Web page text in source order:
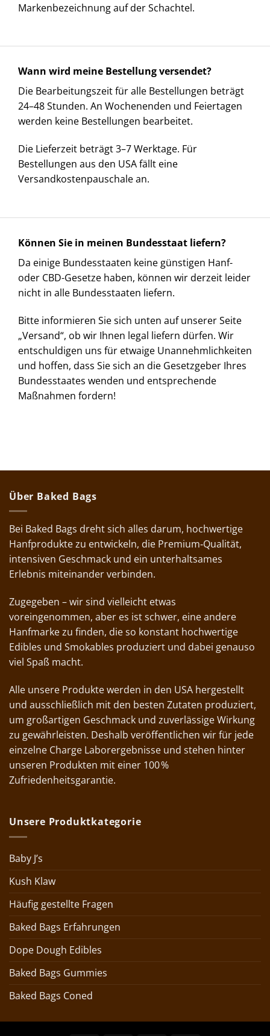
Markenbezeichnung auf der Schachtel.
Wann wird meine Bestellung versendet?
Die Bearbeitungszeit für alle Bestellungen beträgt
24–48 Stunden. An Wochenenden und Feiertagen
werden keine Bestellungen bearbeitet.
Die Lieferzeit beträgt 3–7 Werktage. Für
Bestellungen aus den USA fällt eine
Versandkostenpauschale an.
Können Sie in meinen Bundesstaat liefern?
Da einige Bundesstaaten keine günstigen Hanf-
oder CBD-Gesetze haben, können wir derzeit leider
nicht in alle Bundesstaaten liefern.
Bitte informieren Sie sich unten auf unserer Seite
„Versand“, ob wir Ihnen legal liefern dürfen. Wir
entschuldigen uns für etwaige Unannehmlichkeiten
und hoffen, dass Sie sich an die Gesetzgeber Ihres
Bundesstaates wenden und entsprechende
Maßnahmen fordern!
Über Baked Bags
Bei Baked Bags dreht sich alles darum, hochwertige
Hanfprodukte zu entwickeln, die Premium‑Qualität,
intensiven Geschmack und ein unterhaltsames
Erlebnis miteinander verbinden.
Zugegeben – wir sind vielleicht etwas
voreingenommen, aber es ist schwer, eine andere
Hanfmarke zu finden, die so konstant hochwertige
Edibles und Smokables produziert und dabei genauso
viel Spaß macht.
Alle unsere Produkte werden in den USA hergestellt
und ausschließlich mit den besten Zutaten produziert,
um großartigen Geschmack und zuverlässige Wirkung
zu gewährleisten. Deshalb veröffentlichen wir für jede
einzelne Charge Laborergebnisse und stehen hinter
unseren Produkten mit einer 100 %
Zufriedenheitsgarantie.
Unsere Produktkategorie
Baby J’s
Kush Klaw
Häufig gestellte Fragen
Baked Bags Erfahrungen
Dope Dough Edibles
Baked Bags Gummies
Baked Bags Coned